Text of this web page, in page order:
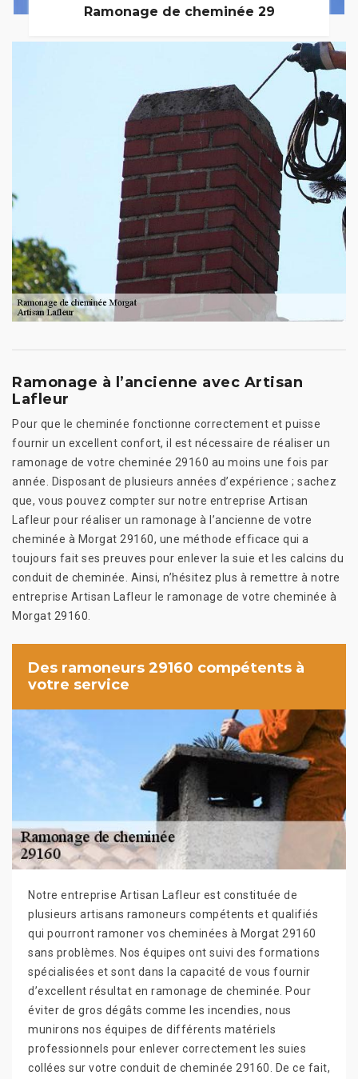
Ramonage de cheminée 29
Ramonage à l’ancienne avec Artisan
Lafleur
Pour que le cheminée fonctionne correctement et puisse
fournir un excellent confort, il est nécessaire de réaliser un
ramonage de votre cheminée 29160 au moins une fois par
année. Disposant de plusieurs années d’expérience ; sachez
que, vous pouvez compter sur notre entreprise Artisan
Lafleur pour réaliser un ramonage à l’ancienne de votre
cheminée à Morgat 29160, une méthode efficace qui a
toujours fait ses preuves pour enlever la suie et les calcins du
conduit de cheminée. Ainsi, n’hésitez plus à remettre à notre
entreprise Artisan Lafleur le ramonage de votre cheminée à
Morgat 29160.
Des ramoneurs 29160 compétents à
votre service
Notre entreprise Artisan Lafleur est constituée de
plusieurs artisans ramoneurs compétents et qualifiés
qui pourront ramoner vos cheminées à Morgat 29160
sans problèmes. Nos équipes ont suivi des formations
spécialisées et sont dans la capacité de vous fournir
d’excellent résultat en ramonage de cheminée. Pour
éviter de gros dégâts comme les incendies, nous
munirons nos équipes de différents matériels
professionnels pour enlever correctement les suies
collées sur votre conduit de cheminée 29160. De ce fait,